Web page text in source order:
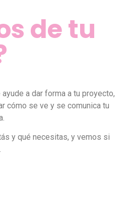
de tu
a dar forma a tu proyecto,
cómo se ve y se comunica tu
y qué necesitas, y vemos si